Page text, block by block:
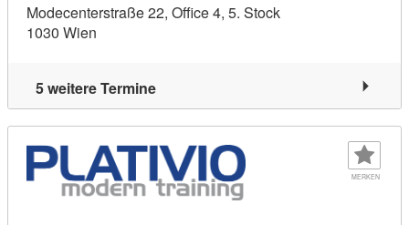
Modecenterstraße 22, Office 4, 5. Stock
1030 Wien
5 weitere Termine
MERKEN